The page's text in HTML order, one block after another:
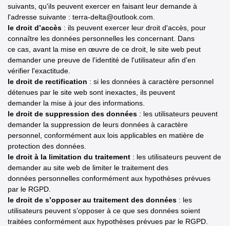
suivants, qu'ils peuvent exercer en faisant leur demande à
l'adresse suivante : terra-delta@outlook.com.
le droit d’accès : ils peuvent exercer leur droit d'accès, pour
connaître les données personnelles les concernant. Dans
ce cas, avant la mise en œuvre de ce droit, le site web peut
demander une preuve de l'identité de l'utilisateur afin d'en
vérifier l'exactitude.
le droit de rectification : si les données à caractère personnel
détenues par le site web sont inexactes, ils peuvent
demander la mise à jour des informations.
le droit de suppression des données : les utilisateurs peuvent
demander la suppression de leurs données à caractère
personnel, conformément aux lois applicables en matière de
protection des données.
le droit à la limitation du traitement : les utilisateurs peuvent de
demander au site web de limiter le traitement des
données personnelles conformément aux hypothèses prévues
par le RGPD.
le droit de s’opposer au traitement des données : les
utilisateurs peuvent s’opposer à ce que ses données soient
traitées conformément aux hypothèses prévues par le RGPD.